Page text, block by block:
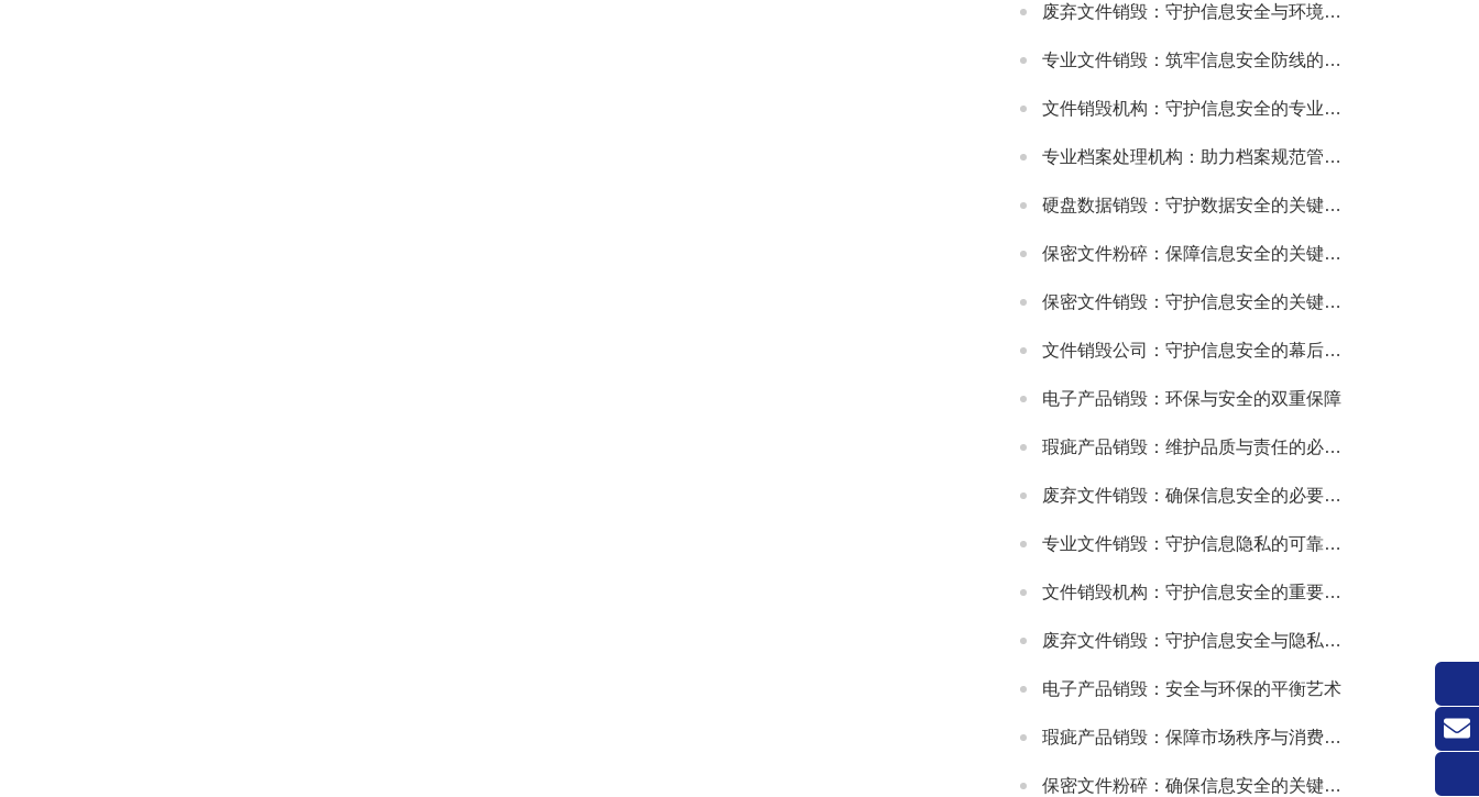
废弃文件销毁：守护信息安全与环境的重要环节
专业文件销毁：筑牢信息安全防线的关键环节
文件销毁机构：守护信息安全的专业服务选择
专业档案处理机构：助力档案规范管理与安全保障
硬盘数据销毁：守护数据安全的关键环节
保密文件粉碎：保障信息安全的关键步骤
保密文件销毁：守护信息安全的关键环节
文件销毁公司：守护信息安全的幕后卫士
电子产品销毁：环保与安全的双重保障
瑕疵产品销毁：维护品质与责任的必要之举
废弃文件销毁：确保信息安全的必要措施
专业文件销毁：守护信息隐私的可靠方式
文件销毁机构：守护信息安全的重要防线
废弃文件销毁：守护信息安全与隐私的关键环节
电子产品销毁：安全与环保的平衡艺术
瑕疵产品销毁：保障市场秩序与消费者权益的关键举措
保密文件粉碎：确保信息安全的关键环节